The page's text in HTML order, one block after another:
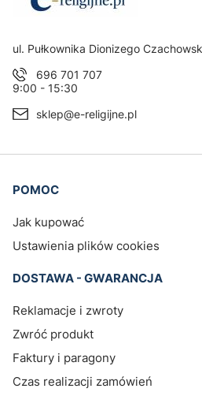
Adres:
ul. Pułkownika Dionizego
696 701 707
9:00 - 15:30
sklep@e-religijne.pl
Linki w stopce
POMOC
Jak kupować
Ustawienia plików cookies
DOSTAWA - GWARANCJA
Reklamacje i zwroty
Zwróć produkt
Faktury i paragony
Czas realizacji zamówień